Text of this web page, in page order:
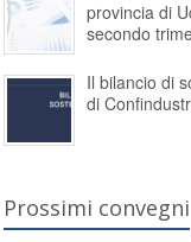
provincia di
secondo
Il bilancio di
di
Prossimi convegni